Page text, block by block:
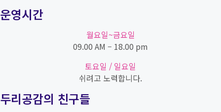
운영시간
월요일~금요일
09.00 AM – 18.00 pm
토요일 / 일요일
쉬려고 노력합니다.
두리공감의 친구들